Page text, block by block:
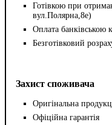
Готівкою при
вул.Полярна,8е)
Оплата банківською
Безготівковий
Захист споживача
Оригінальна
Офіційна гарантія